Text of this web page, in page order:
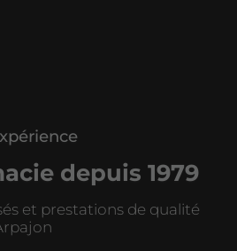
depuis 1979
et prestations de qualité